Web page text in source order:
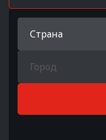
Страна
Город